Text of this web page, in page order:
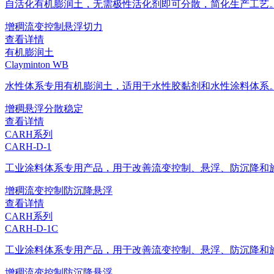
自活化有机膨润土，无需极性活化剂即可分散，简化生产工艺。
增稠流变控制 悬浮切力
查看详情
有机膨润土
Clayminton WB
水性体系专用有机膨润土，适用于水性胶黏剂和水性涂料体系。
增稠悬浮分散稳定
查看详情
CARH系列
CARH-D-1
工业涂料体系专用产品，用于改善流变控制、悬浮、防沉降和
增稠流变控制 防沉降悬浮
查看详情
CARH系列
CARH-D-1C
工业涂料体系专用产品，用于改善流变控制、悬浮、防沉降和